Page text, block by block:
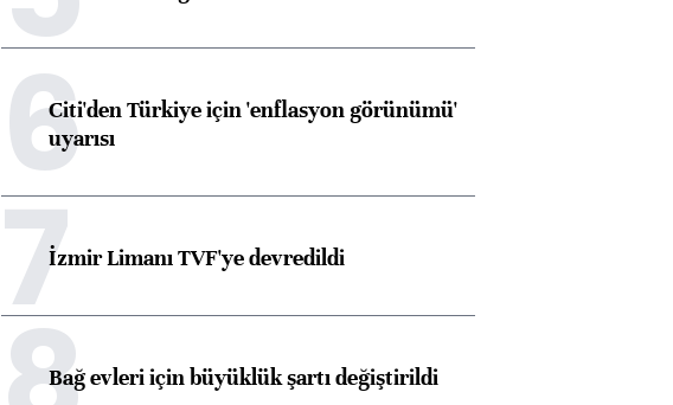
6Citi'den Türkiye için 'enflasyon görünümü'
uyarısı
7İzmir Limanı TVF'ye devredildi
Bağ evleri için büyüklük şartı değiştirildi